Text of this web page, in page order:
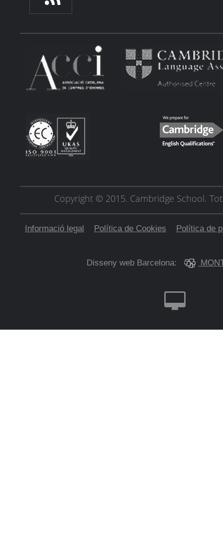
Copyright © 2015. Cambridge School.
Informació legal Política de Cookies Política de
Disseny web Barcelona: